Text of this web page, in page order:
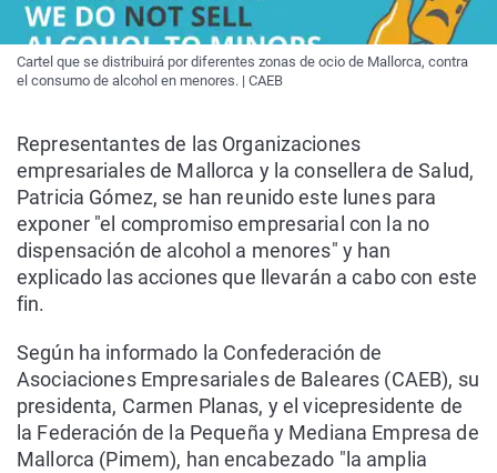
Cartel que se distribuirá por diferentes zonas de ocio de Mallorca, contra
el consumo de alcohol en menores. | CAEB
Representantes de las Organizaciones
empresariales de Mallorca y la consellera de Salud,
Patricia Gómez, se han reunido este lunes para
exponer "el compromiso empresarial con la no
dispensación de alcohol a menores" y han
explicado las acciones que llevarán a cabo con este
fin.
Según ha informado la Confederación de
Asociaciones Empresariales de Baleares (CAEB), su
presidenta, Carmen Planas, y el vicepresidente de
la Federación de la Pequeña y Mediana Empresa de
Mallorca (Pimem), han encabezado "la amplia